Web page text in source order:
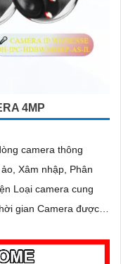
4MP
camera thông
Xâm nhập, Phân
được